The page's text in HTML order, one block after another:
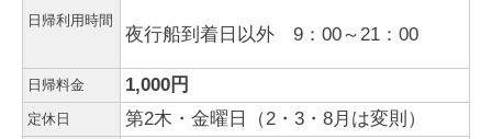
日帰利用時間
夜行船到着日以外 9：00～21：00
日帰料金 1,000円
定休日 第2木・金曜日（2・3・8月は変則）